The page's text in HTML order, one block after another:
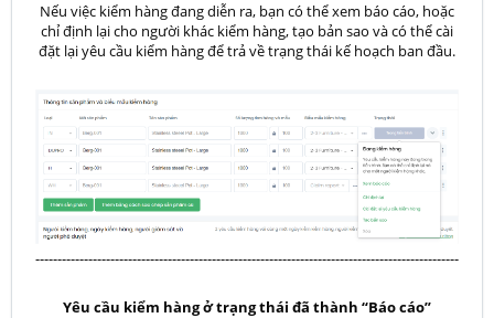
Nếu việc kiểm hàng đang diễn ra, bạn có thể xem báo cáo, hoặc
chỉ định lại cho người khác kiểm hàng, tạo bản sao và có thể cài
đặt lại yêu cầu kiểm hàng để trả về trạng thái kế hoạch ban đầu.
------------------------------------------------------------------------------------------------
Yêu cầu kiểm hàng ở trạng thái đã thành “Báo cáo”